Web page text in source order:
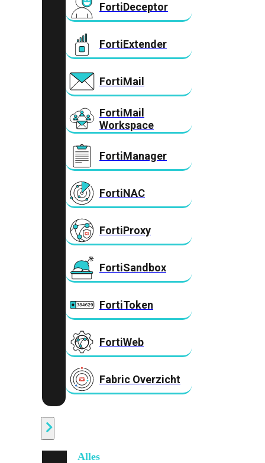
FortiDeceptor
FortiExtender
FortiMail
FortiMail
Workspace
FortiManager
FortiNAC
FortiProxy
FortiSandbox
FortiToken
FortiWeb
Fabric Overzicht
Alles